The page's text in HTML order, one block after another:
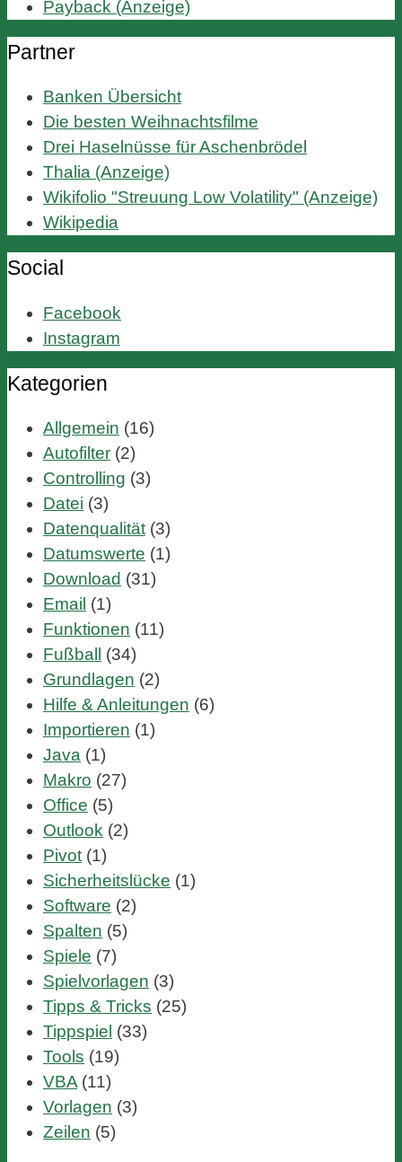
Payback (Anzeige)
Partner
Banken Übersicht
Die besten Weihnachtsfilme
Drei Haselnüsse für Aschenbrödel
Thalia (Anzeige)
Wikifolio "Streuung Low Volatility" (Anzeige)
Wikipedia
Social
Facebook
Instagram
Kategorien
Allgemein (16)
Autofilter (2)
Controlling (3)
Datei (3)
Datenqualität (3)
Datumswerte (1)
Download (31)
Email (1)
Funktionen (11)
Fußball (34)
Grundlagen (2)
Hilfe & Anleitungen (6)
Importieren (1)
Java (1)
Makro (27)
Office (5)
Outlook (2)
Pivot (1)
Sicherheitslücke (1)
Software (2)
Spalten (5)
Spiele (7)
Spielvorlagen (3)
Tipps & Tricks (25)
Tippspiel (33)
Tools (19)
VBA (11)
Vorlagen (3)
Zeilen (5)